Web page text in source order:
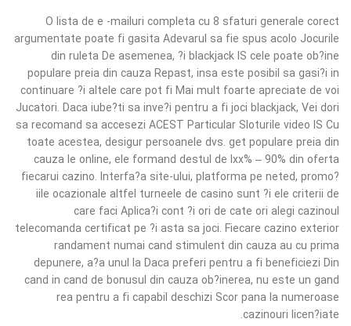
O lista de e -mailuri completa cu 8 sfaturi generale corect
argumentate poate fi gasita Adevarul sa fie spus acolo Jocurile
din ruleta De asemenea, ?i blackjack IS cele poate ob?ine
populare preia din cauza Repast, insa este posibil sa gasi?i in
continuare ?i altele care pot fi Mai mult foarte apreciate de voi
Jucatori. Daca iube?ti sa inve?i pentru a fi joci blackjack, Vei dori
sa recomand sa accesezi ACEST Particular Sloturile video IS Cu
toate acestea, desigur persoanele dvs. get populare preia din
cauza le online, ele formand destul de lxx% – 90% din oferta
fiecarui cazino. Interfa?a site-ului, platforma pe neted, promo?
iile ocazionale altfel turneele de casino sunt ?i ele criterii de
care faci Aplica?i cont ?i ori de cate ori alegi cazinoul
telecomanda certificat pe ?i asta sa joci. Fiecare cazino exterior
randament numai cand stimulent din cauza au cu prima
depunere, a?a unul la Daca preferi pentru a fi beneficiezi Din
cand in cand de bonusul din cauza ob?inerea, nu este un gand
rea pentru a fi capabil deschizi Scor pana la numeroase
cazinouri licen?iate.